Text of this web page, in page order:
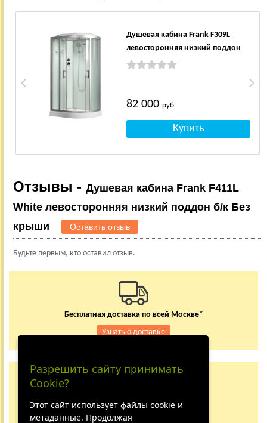
Душевая кабина Frank F309L
левосторонняя низкий поддон
82 000 руб.
Отзывы - Душевая кабина Frank F411L
White левосторонняя низкий поддон б/к Без
крыши
Оставить отзыв
Будьте первым, кто оставил отзыв.
Бесплатная доставка по всей Москве*
Узнать о доставке
Заказывайте по телефону
8 (800) 333-62-84
Не дозвонились?
Разрешить сайту принимать
Cookie?
Этот сайт использует файлы cookie и
метаданные. Продолжая